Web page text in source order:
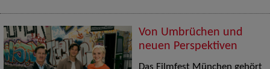
Von Umbrüchen und
neuen Perspektiven